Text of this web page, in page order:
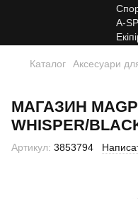
Каталог Аксесуари
МАГАЗИН
WHISPER/
Артикул: 3853794